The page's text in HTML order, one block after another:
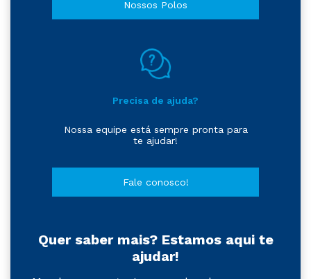
Nossos Polos
Precisa de ajuda?
Nossa equipe está sempre pronta para
te ajudar!
Fale conosco!
Quer saber mais? Estamos aqui te
ajudar!